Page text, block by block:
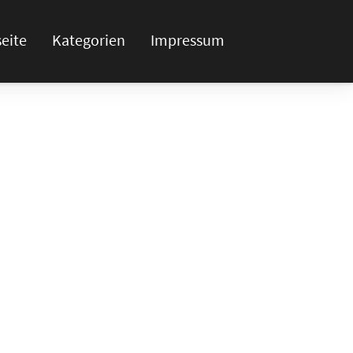
Kategorien Impressum